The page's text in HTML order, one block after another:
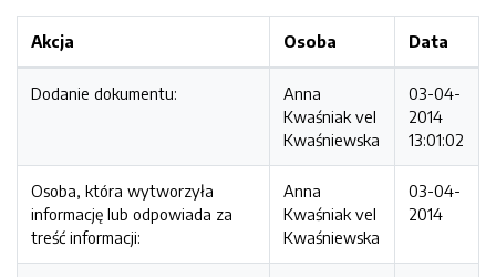
Akcja Osoba Data
Dodanie dokumentu:
Anna
Kwaśniak vel
Kwaśniewska
03-04-
2014
13:01:02
Osoba, która wytworzyła
informację lub odpowiada za
treść informacji:
Anna
Kwaśniak vel
Kwaśniewska
03-04-
2014